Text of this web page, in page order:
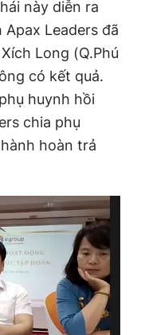
này diễn ra
Leaders đã
Long (Q.Phú
có kết quả.
huynh hồi
chia phụ
hoàn trả